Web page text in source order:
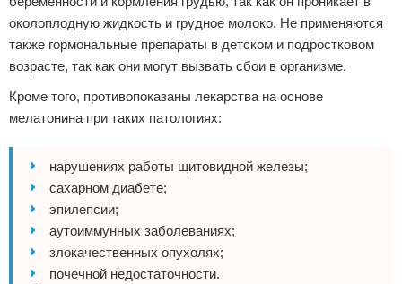
околоплодную жидкость и грудное молоко. Не применяются
также гормональные препараты в детском и подростковом
возрасте, так как они могут вызвать сбои в организме.
Кроме того, противопоказаны лекарства на основе
мелатонина при таких патологиях:
нарушениях работы щитовидной железы;
сахарном диабете;
эпилепсии;
аутоиммунных заболеваниях;
злокачественных опухолях;
почечной недостаточности.